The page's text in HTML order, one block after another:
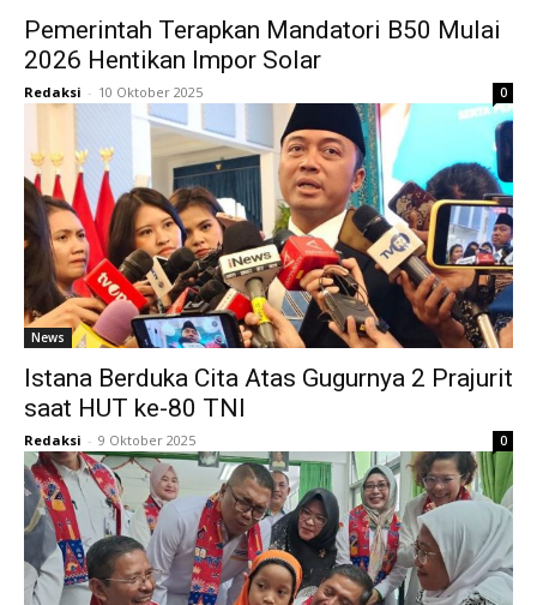
Pemerintah Terapkan Mandatori B50 Mulai
2026 Hentikan Impor Solar
Redaksi - 10 Oktober 2025 0
News
Istana Berduka Cita Atas Gugurnya 2 Prajurit
saat HUT ke-80 TNI
Redaksi - 9 Oktober 2025 0